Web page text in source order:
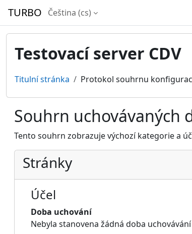
Přejít k hlavnímu obsahu
TURBO Čeština ‎(cs)‎
Testovací server CDV
Titulní stránka Protokol souhrnu
Souhrn uchovávaných
Tento souhrn zobrazuje výchozí kategorie a
Stránky
Účel
Doba uchování
Nebyla stanovena žádná doba uchovávání